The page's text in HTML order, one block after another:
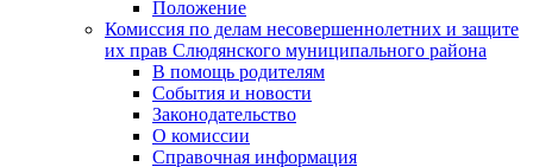
Положение
Комиссия по делам несовершеннолетних и защите
их прав Слюдянского муниципального района
В помощь родителям
События и новости
Законодательство
О комиссии
Справочная информация